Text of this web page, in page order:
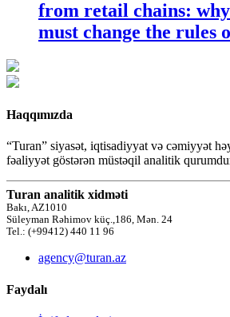
from retail chains:
must change the rules
Haqqımızda
“Turan” siyasət, iqtisadiyyat və cəmiyyət
fəaliyyət göstərən müstəqil analitik
Turan analitik xidməti
Bakı, AZ1010
Süleyman Rəhimov küç.,186, Mən. 24
Tel.: (+99412) 440 11 96
agency@turan.az
Faydalı